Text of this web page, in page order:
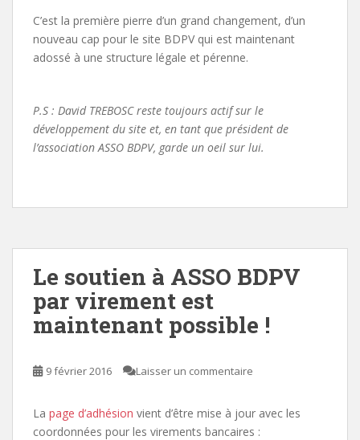
C’est la première pierre d’un grand changement, d’un
nouveau cap pour le site BDPV qui est maintenant
adossé à une structure légale et pérenne.
P.S : David TREBOSC reste toujours actif sur le
développement du site et, en tant que président de
l’association ASSO BDPV, garde un oeil sur lui.
Le soutien à ASSO BDPV
par virement est
maintenant possible !
9 février 2016 Laisser un commentaire
La page d’adhésion vient d’être mise à jour avec les
coordonnées pour les virements bancaires :